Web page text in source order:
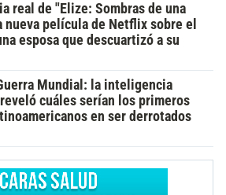
real de "Elize: Sombras de una
nueva película de Netflix sobre el
esposa que descuartizó a su
Mundial: la inteligencia
cuáles serían los primeros
en ser derrotados